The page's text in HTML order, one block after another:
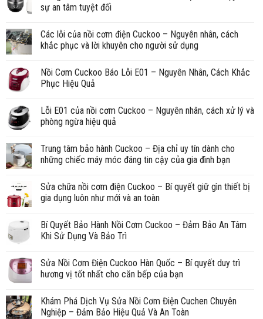
sự an tâm tuyệt đối
Các lỗi của nồi cơm điện Cuckoo – Nguyên nhân, cách
khắc phục và lời khuyên cho người sử dụng
Nồi Cơm Cuckoo Báo Lỗi E01 – Nguyên Nhân, Cách Khắc
Phục Hiệu Quả
Lỗi E01 của nồi cơm Cuckoo – Nguyên nhân, cách xử lý và
phòng ngừa hiệu quả
Trung tâm bảo hành Cuckoo – Địa chỉ uy tín dành cho
những chiếc máy móc đáng tin cậy của gia đình bạn
Sửa chữa nồi cơm điện Cuckoo – Bí quyết giữ gìn thiết bị
gia dụng luôn như mới và an toàn
Bí Quyết Bảo Hành Nồi Cơm Cuckoo – Đảm Bảo An Tâm
Khi Sử Dụng Và Bảo Trì
Sửa Nồi Cơm Điện Cuckoo Hàn Quốc – Bí quyết duy trì
hương vị tốt nhất cho căn bếp của bạn
Khám Phá Dịch Vụ Sửa Nồi Cơm Điện Cuchen Chuyên
Nghiệp – Đảm Bảo Hiệu Quả Và An Toàn